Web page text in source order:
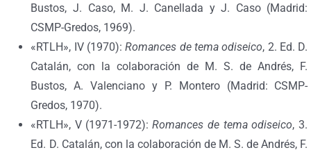
Bustos, J. Caso, M. J. Canellada y J. Caso (Madrid:
CSMP-Gredos, 1969).
«RTLH», IV (1970):Romances de tema odiseico, 2. Ed. D.
Catalán, con la colaboración de M. S. de Andrés, F.
Bustos, A. Valenciano y P. Montero (Madrid: CSMP-
Gredos, 1970).
«RTLH», V (1971-1972):Romances de tema odiseico, 3.
Ed. D. Catalán, con la colaboración de M. S. de Andrés, F.